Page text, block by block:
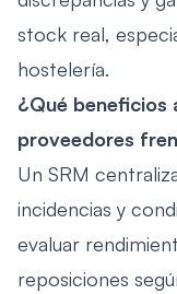
stock real,
hostelería.
¿Qué beneficios
proveedores
Un SRM
incidencias y
evaluar
reposiciones